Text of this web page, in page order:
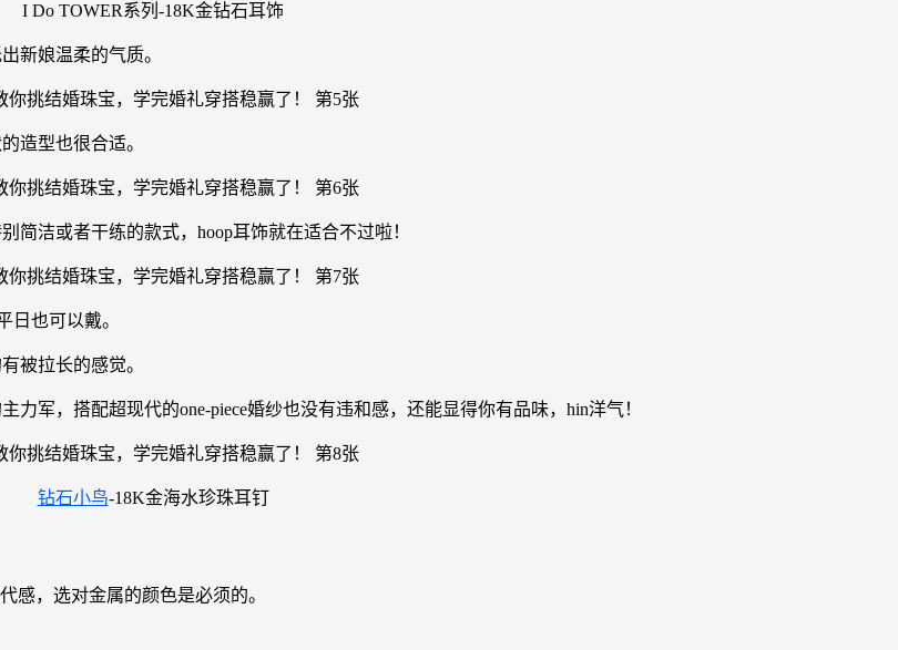
I Do TOWER系列-18K金钻石耳饰
新娘温柔的气质。
造型也很合适。
简洁或者干练的款式，hoop耳饰就在适合不过啦！
日也可以戴。
被拉长的感觉。
军，搭配超现代的one-piece婚纱也没有违和感，还能显得你有品味，hin洋气！
钻石小鸟-18K金海水珍珠耳钉
感，选对金属的颜色是必须的。